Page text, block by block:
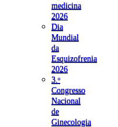
medicina
2026
Dia
Mundial
da
Esquizofrenia
2026
3.ᵒ
Congresso
Nacional
de
Ginecologia